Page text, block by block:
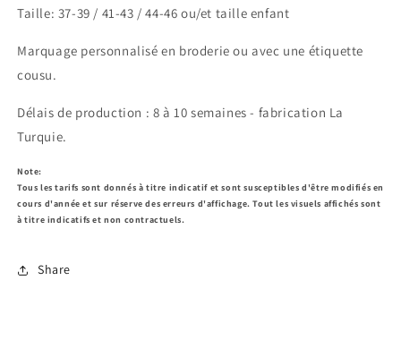
Taille: 37-39 / 41-43 / 44-46 ou/et taille enfant
Marquage personnalisé en broderie ou avec une étiquette
cousu.
Délais de production : 8 à 10 semaines - fabrication La
Turquie.
Note:
Tous les tarifs sont donnés à titre indicatif et sont susceptibles d'être modifiés en
cours d'année et sur réserve des erreurs d'affichage. Tout les visuels affichés sont
à titre indicatifs et non contractuels.
Share